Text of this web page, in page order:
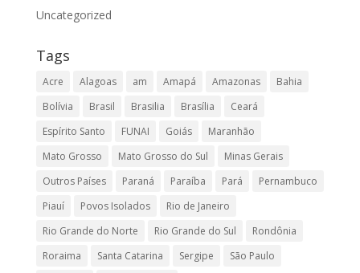
Uncategorized
Tags
Acre Alagoas am Amapá Amazonas
Bahia
Bolívia
Brasil Brasilia Brasília
Ceará
Espírito Santo
FUNAI Goiás
Maranhão
Mato Grosso
Mato Grosso do Sul
Minas Gerais
Outros Países
Paraná Paraíba Pará
Pernambuco
Piauí
Povos Isolados
Rio de Janeiro
Rio Grande do Norte
Rio Grande do Sul
Rondônia
Roraima
Santa Catarina Sergipe
São Paulo